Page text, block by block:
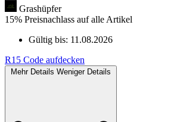
Grashüpfer
15% Preisnachlass auf alle Artikel
Gültig bis: 11.08.2026
R15 Code aufdecken
Mehr Details Weniger Details